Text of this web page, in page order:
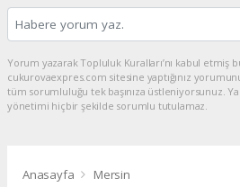
Yorum yazarak Topluluk Kuralları’nı kabul etmiş
cukurovaexpres.com sitesine yaptığınız
tüm sorumluluğu tek başınıza üstleniyorsunuz.
yönetimi hiçbir şekilde sorumlu tutulamaz.
Anasayfa Mersin